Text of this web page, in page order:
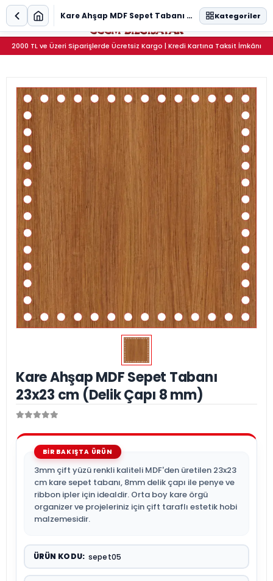
2000 TL ve Üzeri Siparişlerde Ücretsiz Kargo | Kredi Kartına Taksit İmkânı
0
Kare Ahşap MDF Sepet Tabanı
23x23 cm (Delik Çapı 8 mm)
3mm çift yüzü renkli kaliteli MDF'den üretilen 23x23
cm kare sepet tabanı, 8mm delik çapı ile penye ve
ribbon ipler için idealdir. Orta boy kare örgü
organizer ve projeleriniz için çift taraflı estetik hobi
malzemesidir.
ÜRÜN KODU: sepet05
Kare Ahşap MDF Sepet Tabanı 23x23 cm (Delik Çapı 8 mm) Kategoriler